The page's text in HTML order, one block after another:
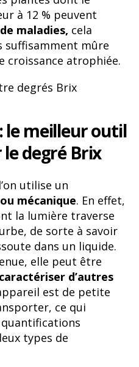
à 12 % peuvent
maladies, cela
suffisamment mûre
croissance atrophiée.
le meilleur outil
degré Brix
utilise un
mécanique. En effet,
la lumière traverse
de sorte à savoir
dans un liquide.
elle peut être
d’autres
est de petite
ce qui
quantifications
types de